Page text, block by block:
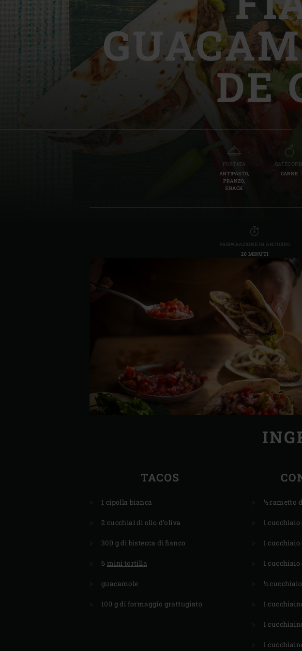
Denmark | Danmark
Estonia | Eesti
Finland | Suomi
France | France
Germany | Deutschland DE
PORTATA
ANTIPASTO,
PRANZO,
SNACK
CARNE
PREPARAZIONE IN ANTICIPO
20 MINUTI
TACOS
1 cipolla bianca
2 cucchiai di olio d’oliva
300 g di bistecca di fianco
6 mini tortilla
guacamole
100 g di formaggio grattugiato
½ rametto
1
1
1
½
1
1
1